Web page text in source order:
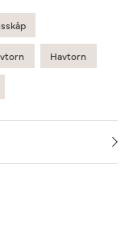
Havtorn